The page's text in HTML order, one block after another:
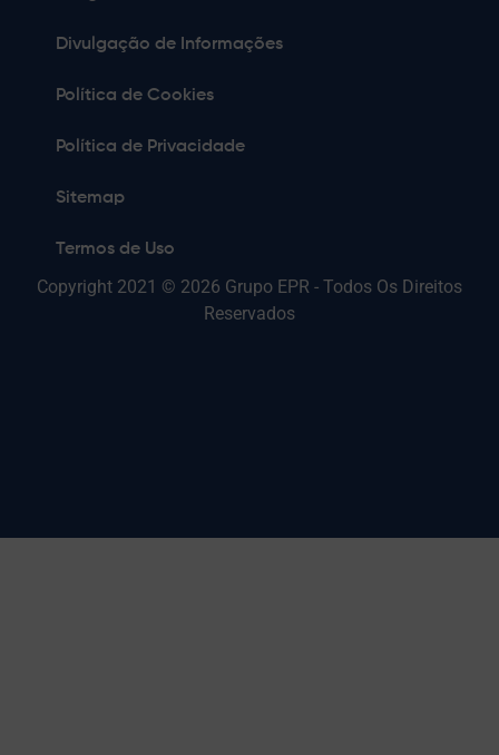
Divulgação de Informações
Copyright 2021 © 2026 Grupo EPR - Todos Os Direitos
Reservados
Política de Cookies
Política de Privacidade
Sitemap
Termos de Uso